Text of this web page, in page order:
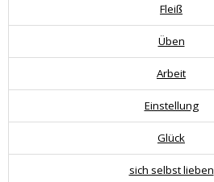
Fleiß
Üben
Arbeit
Einstellung
Glück
sich selbst lieben